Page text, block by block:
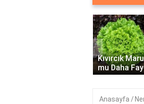
Kıvırcık
mu Daha
‹
Anasayfa